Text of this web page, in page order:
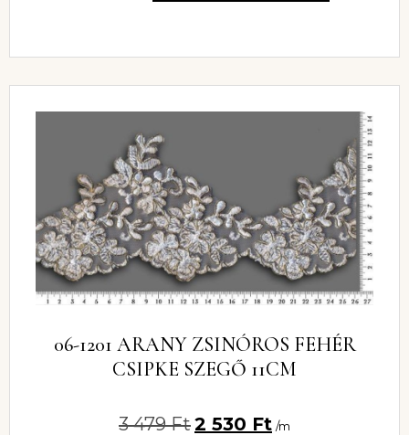
06-1201 ARANY ZSINÓROS FEHÉR
CSIPKE SZEGŐ 11CM
3 479Ft2 530 Ft /m